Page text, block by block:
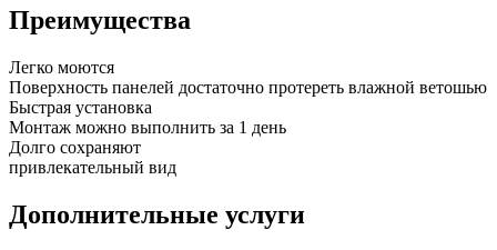
Преимущества
Легко моются
Поверхность панелей достаточно протереть влажной ветошью
Быстрая установка
Монтаж можно выполнить за 1 день
Долго сохраняют
привлекательный вид
Дополнительные услуги